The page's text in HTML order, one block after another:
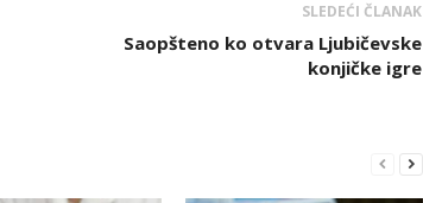
SLEDEĆI ČLANAK
Saopšteno ko otvara Ljubičevske
konjičke igre